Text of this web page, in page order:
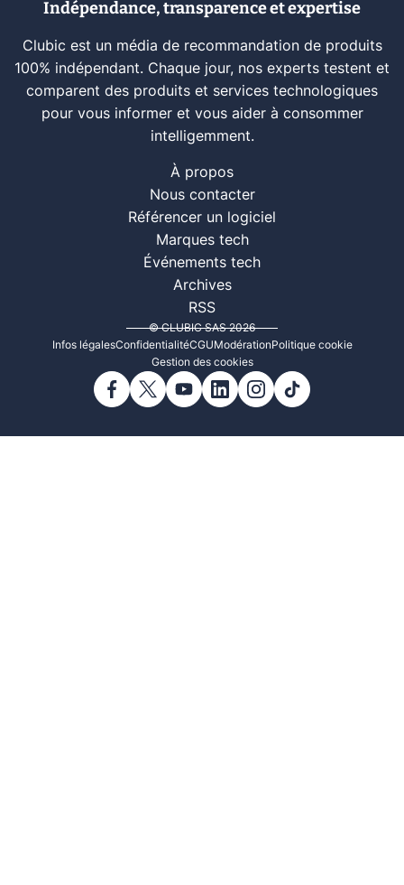
Indépendance, transparence et expertise
Clubic est un média de recommandation de produits
100% indépendant. Chaque jour, nos experts testent et
comparent des produits et services technologiques
pour vous informer et vous aider à consommer
intelligemment.
À propos
Nous contacter
Référencer un logiciel
Marques tech
Événements tech
Archives
RSS
© CLUBIC SAS 2026
Infos légalesConfidentialitéCGUModérationPolitique cookie
Gestion des cookies